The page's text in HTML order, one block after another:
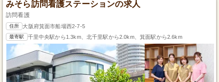
みそら訪問看護ステーションの求人
訪問看護
住所 大阪府箕面市船場西2-7-5
最寄駅 千里中央駅から1.3km、北千里駅から2.0km、箕面駅から2.6km